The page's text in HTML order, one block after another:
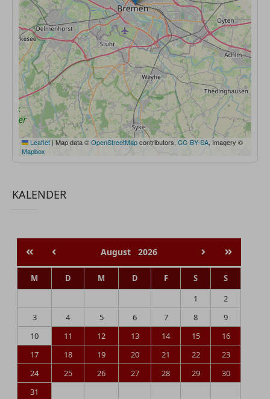
Leaflet | Map data ©OpenStreetMapcontributors, CC-BY-SA, Imagery ©
Mapbox
KALENDER
August 2026
M D M D F S
S
1
2
3
4 5 6 7 8
9
10
11 12 13 14 15
16
17
18 19 20 21 22
23
24
25 26 27 28 29
30
31